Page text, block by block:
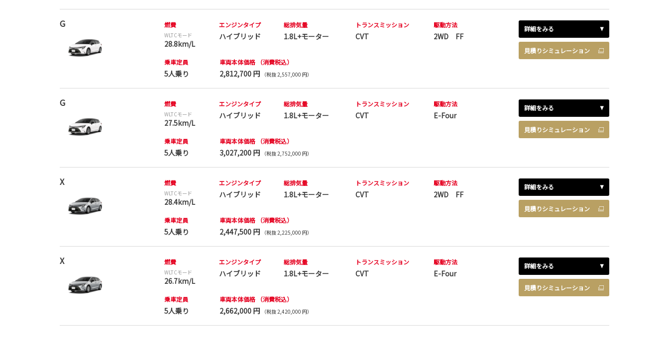
G 燃費
WLTCモード
28.8km/L
エンジンタイプ
ハイブリッド
総排気量
1.8L+モーター
トランスミッション
CVT
駆動方法
2WD FF
乗車定員
5人乗り
車両本体価格 （消費税込）
2,812,700 円 （税抜 2,557,000 円）
詳細をみる
見積りシミュレーション
G 燃費
WLTCモード
27.5km/L
エンジンタイプ
ハイブリッド
総排気量
1.8L+モーター
トランスミッション
CVT
駆動方法
E-Four
乗車定員
5人乗り
車両本体価格 （消費税込）
3,027,200 円 （税抜 2,752,000 円）
詳細をみる
見積りシミュレーション
X 燃費
WLTCモード
28.4km/L
エンジンタイプ
ハイブリッド
総排気量
1.8L+モーター
トランスミッション
CVT
駆動方法
2WD FF
乗車定員
5人乗り
車両本体価格 （消費税込）
2,447,500 円 （税抜 2,225,000 円）
詳細をみる
見積りシミュレーション
X 燃費
WLTCモード
26.7km/L
エンジンタイプ
ハイブリッド
総排気量
1.8L+モーター
トランスミッション
CVT
駆動方法
E-Four
乗車定員
5人乗り
車両本体価格 （消費税込）
2,662,000 円 （税抜 2,420,000 円）
詳細をみる
見積りシミュレーション